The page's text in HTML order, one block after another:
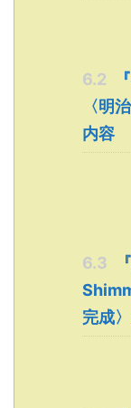
6.2
〈明
内容
6.3
完成